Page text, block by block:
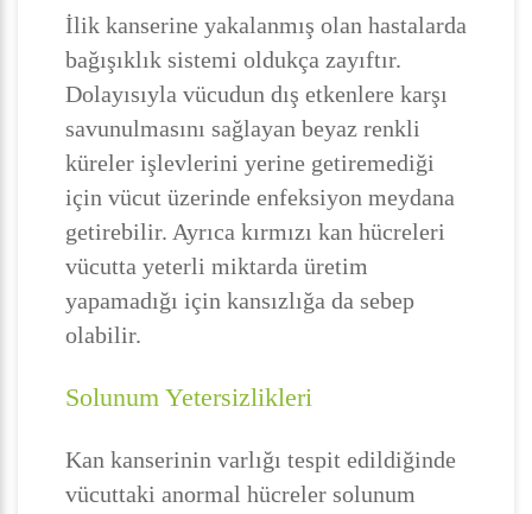
İlik kanserine yakalanmış olan hastalarda
bağışıklık sistemi oldukça zayıftır.
Dolayısıyla vücudun dış etkenlere karşı
savunulmasını sağlayan beyaz renkli
küreler işlevlerini yerine getiremediği
için vücut üzerinde enfeksiyon meydana
getirebilir. Ayrıca kırmızı kan hücreleri
vücutta yeterli miktarda üretim
yapamadığı için kansızlığa da sebep
olabilir.
Solunum Yetersizlikleri
Kan kanserinin varlığı tespit edildiğinde
vücuttaki anormal hücreler solunum